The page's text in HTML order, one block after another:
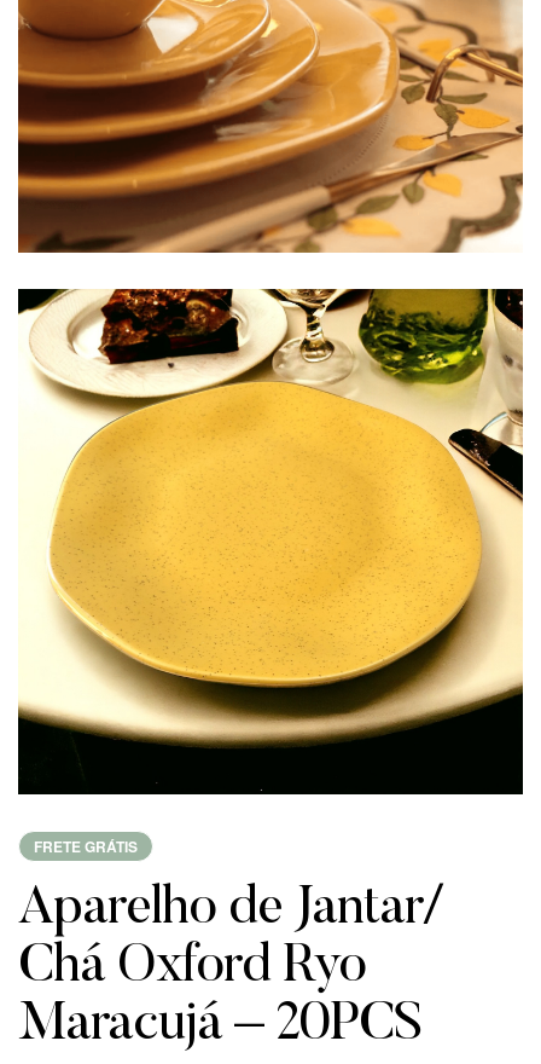
FRETE GRÁTIS
Aparelho de Jantar/
Chá Oxford Ryo
Maracujá – 20PCS